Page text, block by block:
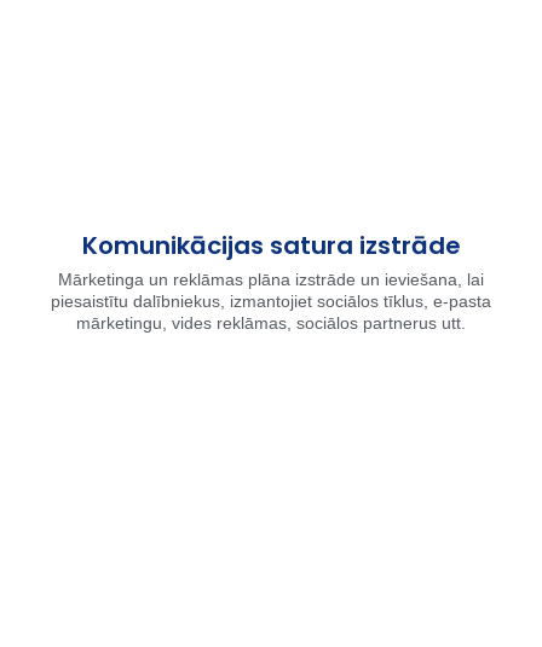
Komunikācijas satura izstrāde
Mārketinga un reklāmas plāna izstrāde un ieviešana, lai
piesaistītu dalībniekus, izmantojiet sociālos tīklus, e-pasta
mārketingu, vides reklāmas, sociālos partnerus utt.